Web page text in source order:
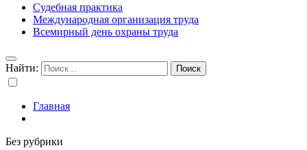
Судебная практика
Международная организация труда
Всемирный день охраны труда
Найти:
Главная
Без рубрики